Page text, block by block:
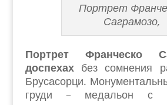
Портрет
Саграмозо,
Портрет Франческо
доспехахбез сомнения
Брусасорци.
груди – медальон с